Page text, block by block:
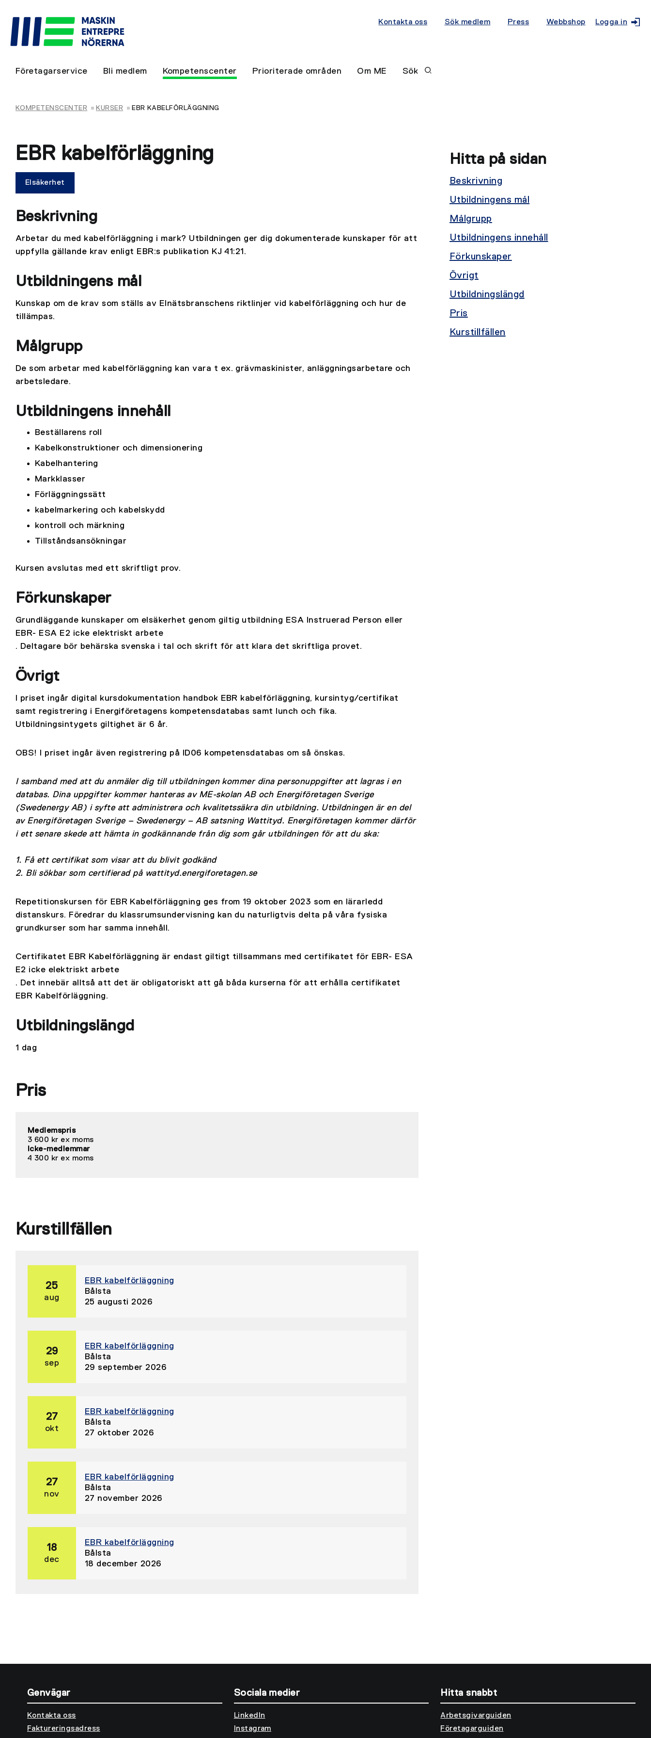
Kontakta oss Sök medlem Press Webbshop Logga in
Företagarservice Bli medlem Kompetenscenter Prioriterade områden Om ME Sök
KOMPETENSCENTER KURSER EBR KABELFÖRLÄGGNING
EBR kabelförläggning
Elsäkerhet
Beskrivning
Arbetar du med kabelförläggning i mark? Utbildningen ger dig dokumenterade kunskaper för att
uppfylla gällande krav enligt EBR:s publikation KJ 41:21.
Utbildningens mål
Kunskap om de krav som ställs av Elnätsbranschens riktlinjer vid kabelförläggning och hur de
tillämpas.
Målgrupp
De som arbetar med kabelförläggning kan vara t ex. grävmaskinister, anläggningsarbetare och
arbetsledare.
Utbildningens innehåll
Beställarens roll
Kabelkonstruktioner och dimensionering
Kabelhantering
Markklasser
Förläggningssätt
kabelmarkering och kabelskydd
kontroll och märkning
Tillståndsansökningar
Kursen avslutas med ett skriftligt prov.
Förkunskaper
Grundläggande kunskaper om elsäkerhet genom giltig utbildning ESA Instruerad Person eller
EBR- ESA E2 icke elektriskt arbete
. Deltagare bör behärska svenska i tal och skrift för att klara det skriftliga provet.
Övrigt
I priset ingår digital kursdokumentation handbok EBR kabelförläggning, kursintyg/certifikat
samt registrering i Energiföretagens kompetensdatabas samt lunch och fika.
Utbildningsintygets giltighet är 6 år.
OBS! I priset ingår även registrering på ID06 kompetensdatabas om så önskas.
I samband med att du anmäler dig till utbildningen kommer dina personuppgifter att lagras i en
databas. Dina uppgifter kommer hanteras av ME-skolan AB och Energiföretagen Sverige
(Swedenergy AB) i syfte att administrera och kvalitetssäkra din utbildning. Utbildningen är en del
av Energiföretagen Sverige – Swedenergy – AB satsning Wattityd. Energiföretagen kommer därför
i ett senare skede att hämta in godkännande från dig som går utbildningen för att du ska:
1. Få ett certifikat som visar att du blivit godkänd
2. Bli sökbar som certifierad på wattityd.energiforetagen.se
Repetitionskursen för EBR Kabelförläggning ges from 19 oktober 2023 som en lärarledd
distanskurs. Föredrar du klassrumsundervisning kan du naturligtvis delta på våra fysiska
grundkurser som har samma innehåll.
Certifikatet EBR Kabelförläggning är endast giltigt tillsammans med certifikatet för EBR- ESA
E2 icke elektriskt arbete
. Det innebär alltså att det är obligatoriskt att gå båda kurserna för att erhålla certifikatet
EBR Kabelförläggning.
Utbildningslängd
1 dag
Pris
Medlemspris
3 600 kr ex moms
Icke-medlemmar
4 300 kr ex moms
Kurstillfällen
25
aug
EBR kabelförläggning
Bålsta
25 augusti 2026
29
sep
EBR kabelförläggning
Bålsta
29 september 2026
27
okt
EBR kabelförläggning
Bålsta
27 oktober 2026
27
nov
EBR kabelförläggning
Bålsta
27 november 2026
18
dec
EBR kabelförläggning
Bålsta
18 december 2026
Hitta på sidan
Beskrivning
Utbildningens mål
Målgrupp
Utbildningens innehåll
Förkunskaper
Övrigt
Utbildningslängd
Pris
Kurstillfällen
Genvägar
Kontakta oss
Faktureringsadress
Sociala medier
LinkedIn
Instagram
Hitta snabbt
Arbetsgivarguiden
Företagarguiden